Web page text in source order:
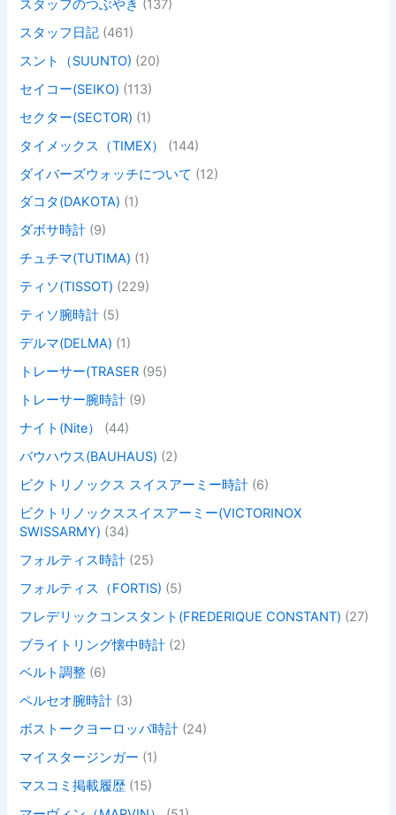
スタッフのつぶやき (137)
スタッフ日記 (461)
スント（SUUNTO) (20)
セイコー(SEIKO) (113)
セクター(SECTOR) (1)
タイメックス（TIMEX）
(144)
ダイバーズウォッチについて (12)
ダコタ(DAKOTA) (1)
ダボサ時計 (9)
チュチマ(TUTIMA) (1)
ティソ(TISSOT) (229)
ティソ腕時計 (5)
デルマ(DELMA) (1)
トレーサー(TRASER (95)
トレーサー腕時計 (9)
ナイト(Nite）
(44)
バウハウス(BAUHAUS) (2)
ビクトリノックス スイスアーミー時計 (6)
ビクトリノックススイスアーミー(VICTORINOX
SWISSARMY) (34)
フォルティス時計 (25)
フォルティス（FORTIS) (5)
フレデリックコンスタント(FREDERIQUE CONSTANT) (27)
ブライトリング懐中時計 (2)
ベルト調整 (6)
ペルセオ腕時計 (3)
ボストークヨーロッパ時計 (24)
マイスタージンガー (1)
マスコミ掲載履歴 (15)